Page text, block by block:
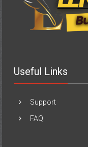
Useful Links
Support
FAQ